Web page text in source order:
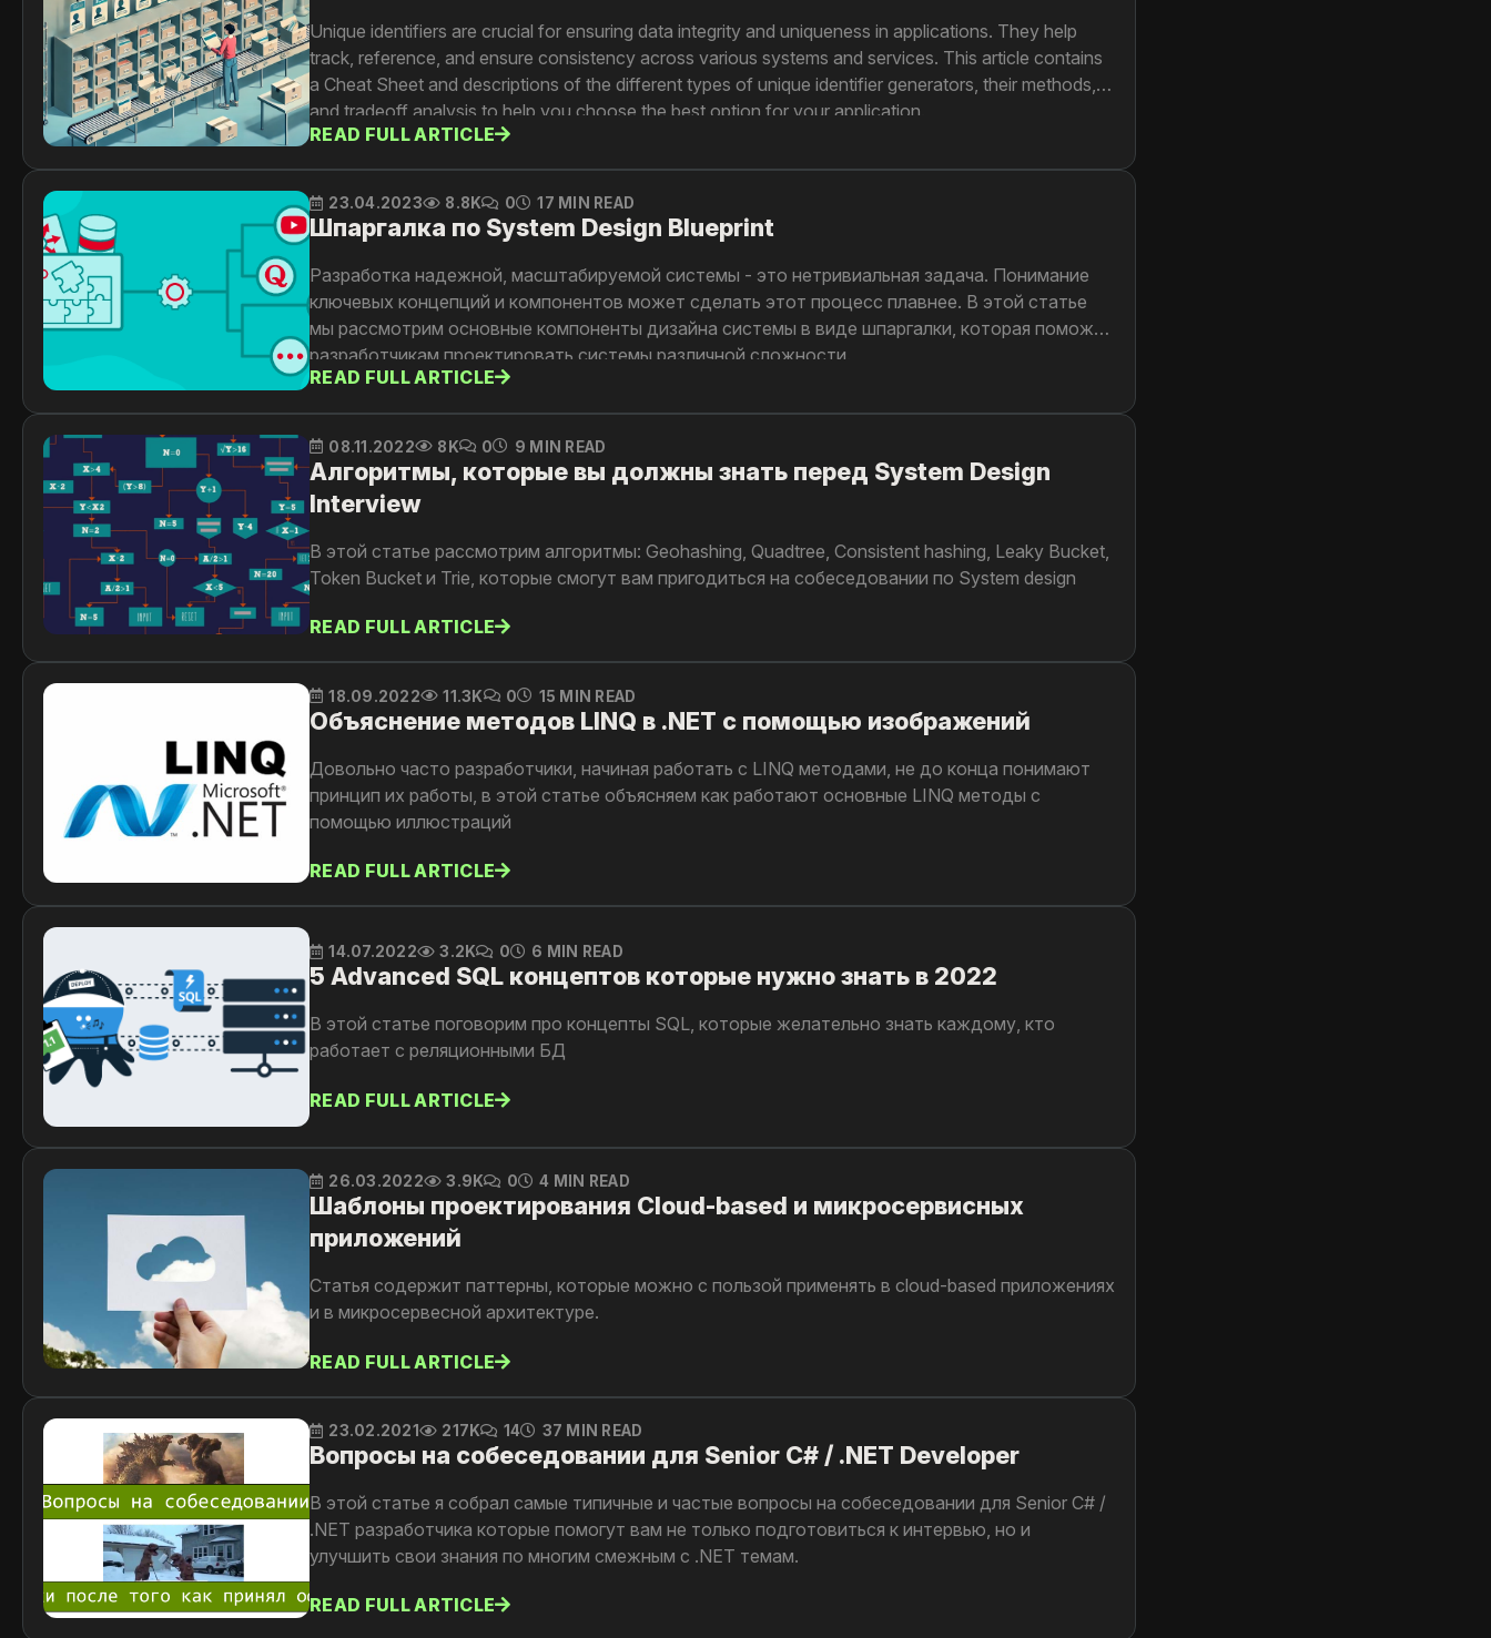
Unique identifiers are crucial for ensuring data integrity and uniqueness in applications. They help
track, reference, and ensure consistency across various systems and services. This article contains
a Cheat Sheet and descriptions of the different types of unique identifier generators, their methods,
and tradeoff analysis to help you choose the best option for your application.
READ FULL ARTICLE
23.04.2023 8.8K 0 17 MIN READ
Шпаргалка по System Design Blueprint
Разработка надежной, масштабируемой системы - это нетривиальная задача. Понимание
ключевых концепций и компонентов может сделать этот процесс плавнее. В этой статье
мы рассмотрим основные компоненты дизайна системы в виде шпаргалки, которая поможет
разработчикам проектировать системы различной сложности.
READ FULL ARTICLE
08.11.2022 8K 0 9 MIN READ
Алгоритмы, которые вы должны знать перед System Design
Interview
В этой статье рассмотрим алгоритмы: Geohashing, Quadtree, Consistent hashing, Leaky Bucket,
Token Bucket и Trie, которые смогут вам пригодиться на собеседовании по System design
READ FULL ARTICLE
18.09.2022 11.3K 0 15 MIN READ
Объяснение методов LINQ в .NET с помощью изображений
Довольно часто разработчики, начиная работать с LINQ методами, не до конца понимают
принцип их работы, в этой статье объясняем как работают основные LINQ методы с
помощью иллюстраций
READ FULL ARTICLE
14.07.2022 3.2K 0 6 MIN READ
5 Advanced SQL концептов которые нужно знать в 2022
В этой статье поговорим про концепты SQL, которые желательно знать каждому, кто
работает с реляционными БД
READ FULL ARTICLE
26.03.2022 3.9K 0 4 MIN READ
Шаблоны проектирования Cloud-based и микросервисных
приложений
Статья содержит паттерны, которые можно с пользой применять в cloud-based приложениях
и в микросервесной архитектуре.
READ FULL ARTICLE
23.02.2021 217K 14 37 MIN READ
Вопросы на собеседовании для Senior C# / .NET Developer
В этой статье я собрал самые типичные и частые вопросы на собеседовании для Senior C# /
.NET разработчика которые помогут вам не только подготовиться к интервью, но и
улучшить свои знания по многим смежным с .NET темам.
READ FULL ARTICLE